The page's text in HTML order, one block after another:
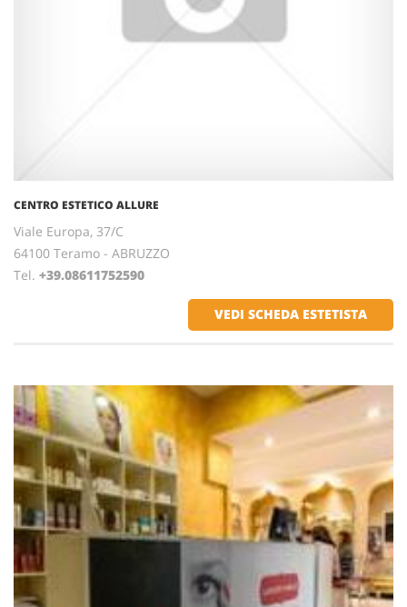
CENTRO ESTETICO ALLURE
Viale Europa, 37/C
64100 Teramo - ABRUZZO
Tel. +39.08611752590
VEDI SCHEDA ESTETISTA